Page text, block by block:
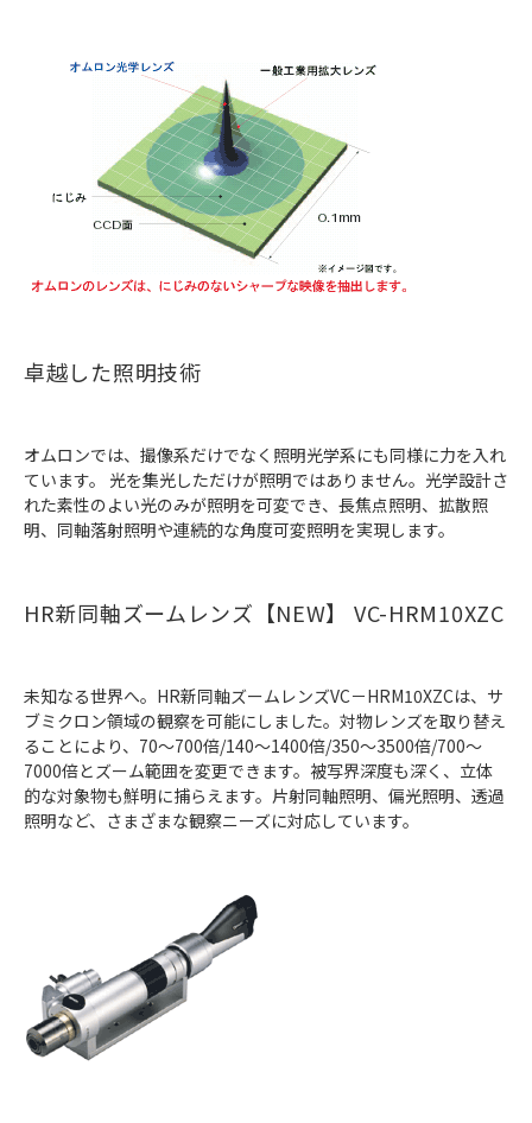
卓越した照明技術
オムロンでは、撮像系だけでなく照明光学系にも同様に力を入れ
ています。 光を集光しただけが照明ではありません。光学設計さ
れた素性のよい光のみが照明を可変でき、長焦点照明、拡散照
明、同軸落射照明や連続的な角度可変照明を実現します。
HR新同軸ズームレンズ【NEW】 VC-HRM10XZC
未知なる世界へ。HR新同軸ズームレンズVC－HRM10XZCは、サ
ブミクロン領域の観察を可能にしました。対物レンズを取り替え
ることにより、70～700倍/140～1400倍/350～3500倍/700～
7000倍とズーム範囲を変更できます。被写界深度も深く、立体
的な対象物も鮮明に捕らえます。片射同軸照明、偏光照明、透過
照明など、さまざまな観察ニーズに対応しています。